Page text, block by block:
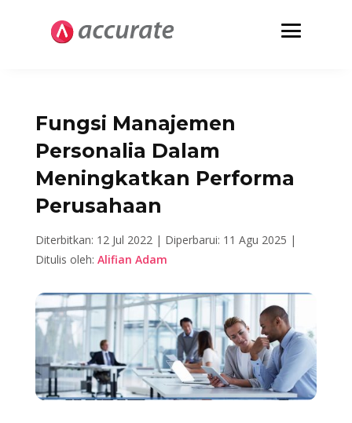
Fungsi Manajemen
Personalia Dalam
Meningkatkan Performa
Perusahaan
Diterbitkan: 12 Jul 2022 | Diperbarui: 11 Agu 2025 |
Ditulis oleh: Alifian Adam